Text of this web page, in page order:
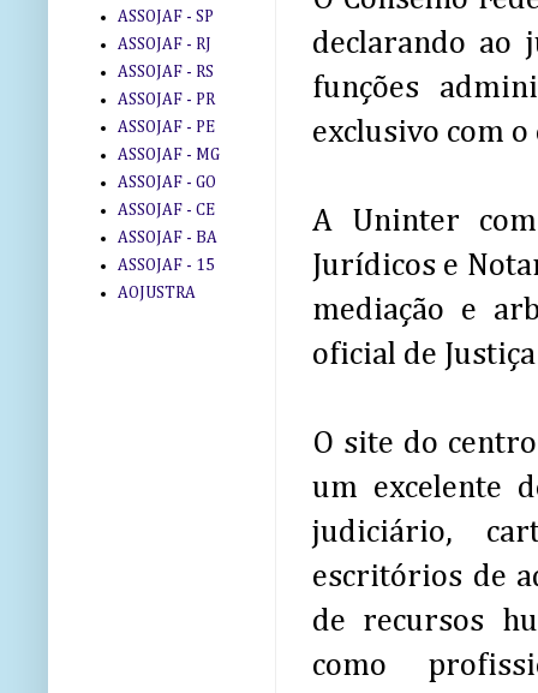
declarando ao
funções
exclusivo com
A Uninter
Jurídicos e
mediação e
oficial de
O site do
um excelente
judiciário,
escritórios de
de recursos
como
ASSOJAF - SP
ASSOJAF - RJ
ASSOJAF - RS
ASSOJAF - PR
ASSOJAF - PE
ASSOJAF - MG
ASSOJAF - GO
ASSOJAF - CE
ASSOJAF - BA
ASSOJAF - 15
AOJUSTRA